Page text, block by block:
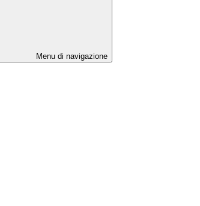
Menu di navigazione